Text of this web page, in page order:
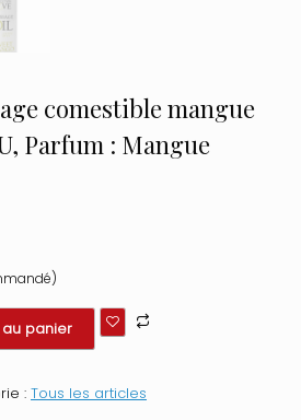
comestible mangue
Parfum : Mangue
panier
: Tous les articles